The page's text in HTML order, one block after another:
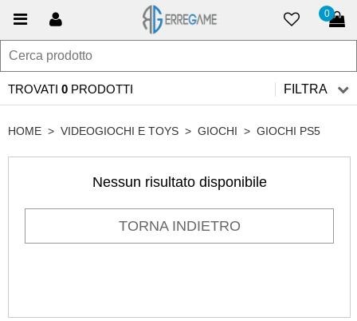
0
TROVATI 0 PRODOTTI FILTRA
HOME > VIDEOGIOCHI E TOYS > GIOCHI > GIOCHI PS5
Nessun risultato disponibile
TORNA INDIETRO